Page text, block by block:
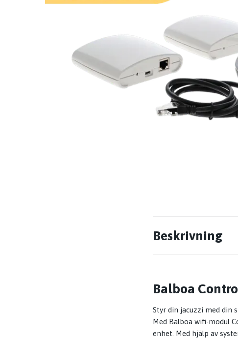
Beskrivning
Balboa
Styr din jacuzzi med din
Med Balboa wifi-modul
enhet. Med hjälp av